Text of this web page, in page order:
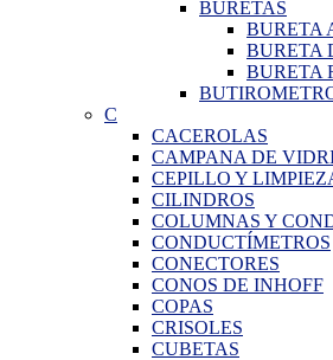
BURETAS
BURETA
BURETA
BURETA
C
CACEROLAS
CAMPANA DE
CEPILLO Y
CILINDROS
COLUMNAS Y
CONDUCTÍMETROS
CONECTORES
CONOS DE INHOFF
COPAS
CRISOLES
CUBETAS